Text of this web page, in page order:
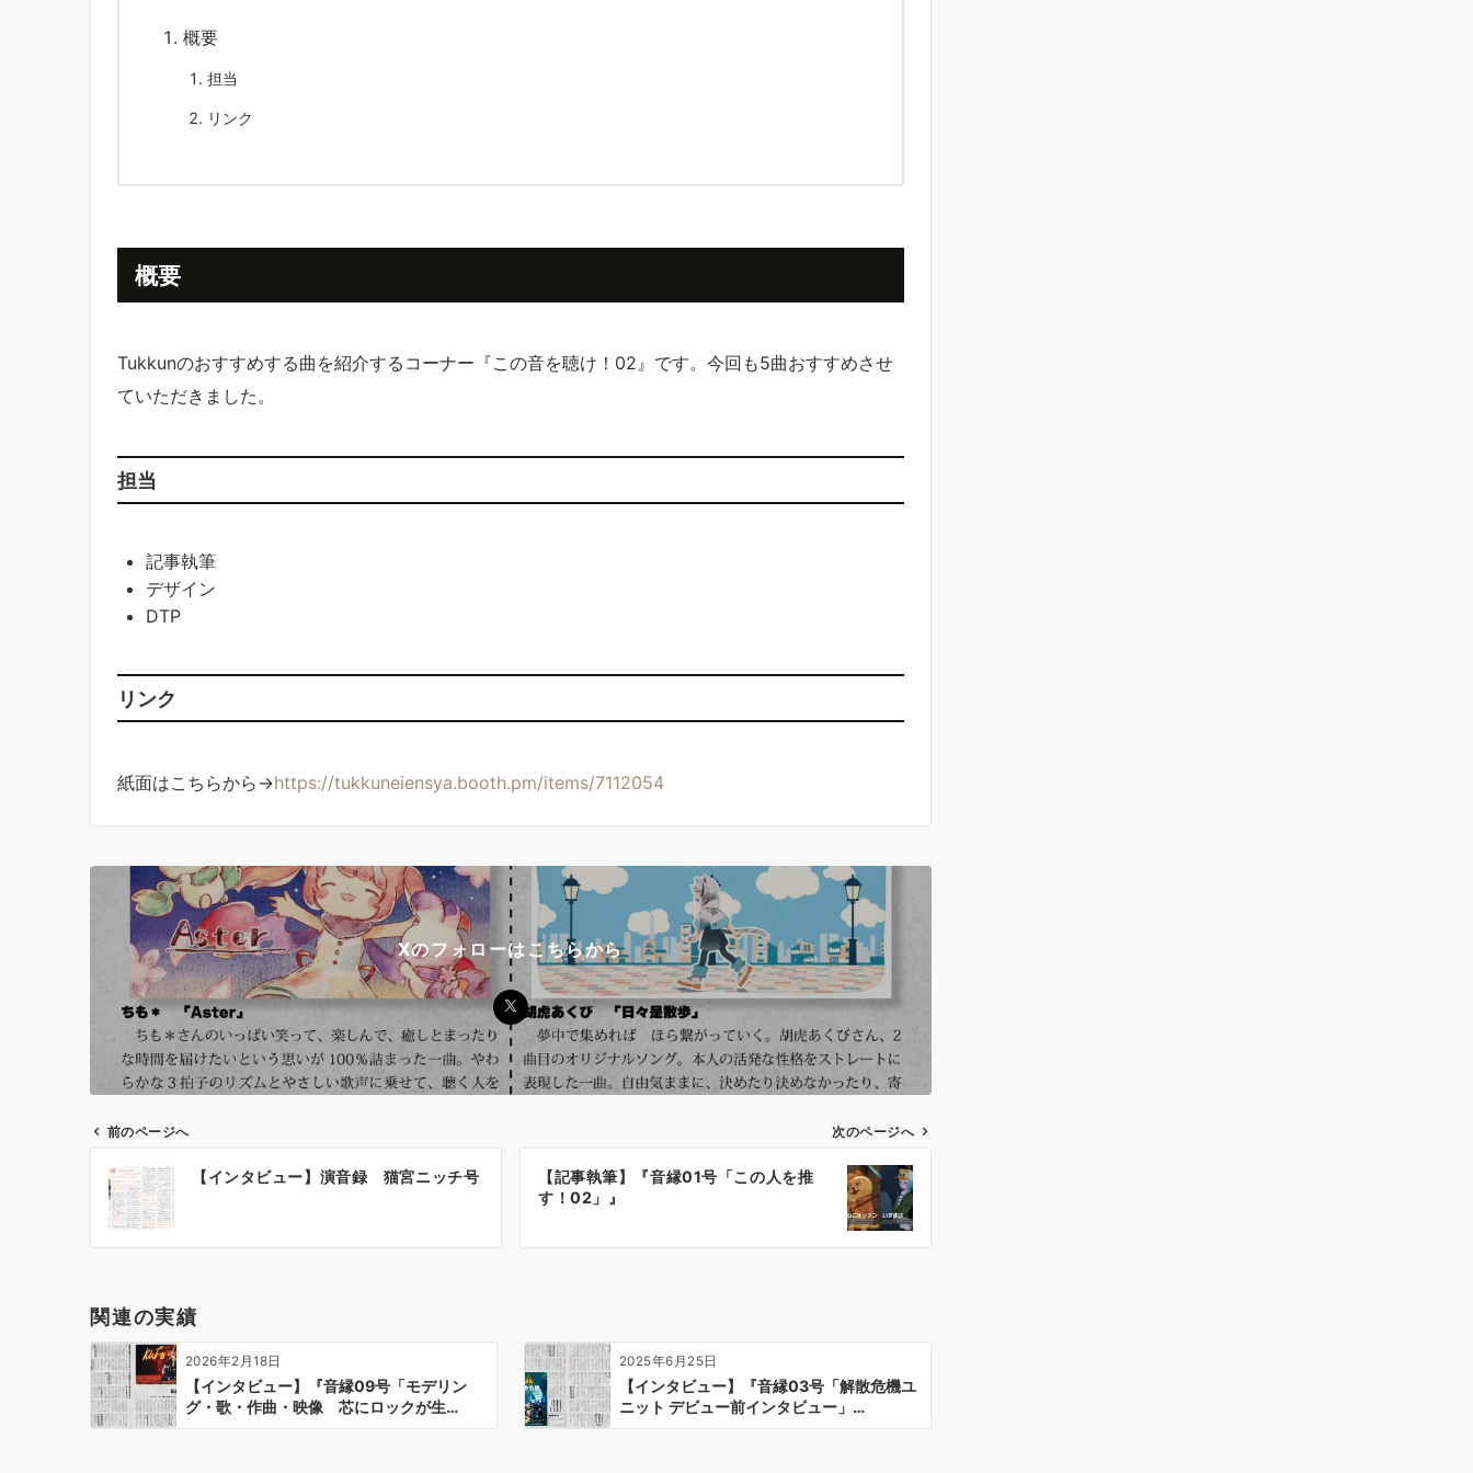
概要
担当
リンク
概要
Tukkunのおすすめする曲を紹介するコーナー『この音を聴け！02』です。今回も5曲おすすめさせ
ていただきました。
担当
記事執筆
デザイン
DTP
リンク
紙面はこちらから→https://tukkuneiensya.booth.pm/items/7112054
Xのフォローはこちらから
シ
ョ
ン
前のページへ
【インタビュー】演音録 猫宮ニッチ号
次のページへ
【記事執筆】『音縁01号「この人を推
す！02」』
関連の実績
2026年2月18日
【インタビュー】『音縁09号「モデリン
グ・歌・作曲・映像 芯にロックが生…
2025年6月25日
【インタビュー】『音縁03号「解散危機ユ
ニット デビュー前インタビュー」…